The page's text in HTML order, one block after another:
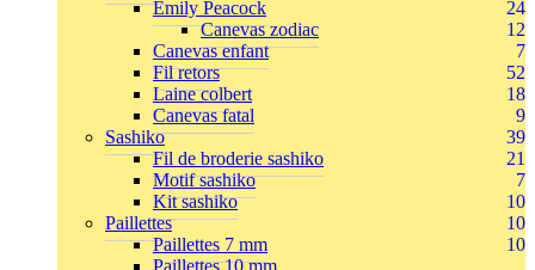
Emily Peacock
24
Canevas zodiac
12
Canevas enfant
7
Fil retors
52
Laine colbert
18
Canevas fatal
9
Sashiko
39
Fil de broderie sashiko
21
Motif sashiko
7
Kit sashiko
10
Paillettes
10
Paillettes 7 mm
10
Paillettes 10 mm